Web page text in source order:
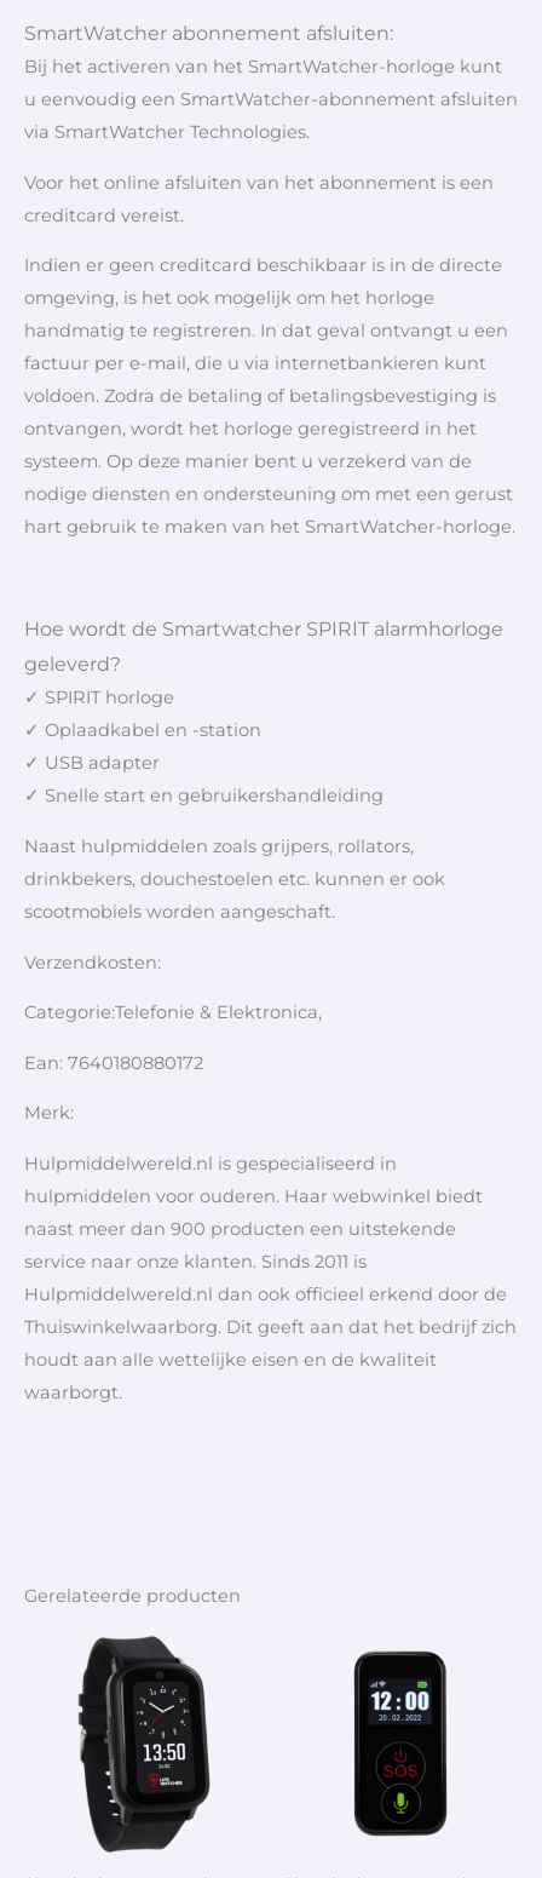
SmartWatcher abonnement afsluiten:
Bij het activeren van het SmartWatcher-horloge kunt
u eenvoudig een SmartWatcher-abonnement afsluiten
via SmartWatcher Technologies.
Voor het online afsluiten van het abonnement is een
creditcard vereist.
Indien er geen creditcard beschikbaar is in de directe
omgeving, is het ook mogelijk om het horloge
handmatig te registreren. In dat geval ontvangt u een
factuur per e-mail, die u via internetbankieren kunt
voldoen. Zodra de betaling of betalingsbevestiging is
ontvangen, wordt het horloge geregistreerd in het
systeem. Op deze manier bent u verzekerd van de
nodige diensten en ondersteuning om met een gerust
hart gebruik te maken van het SmartWatcher-horloge.
Hoe wordt de Smartwatcher SPIRIT alarmhorloge
geleverd?
✓ SPIRIT horloge
✓ Oplaadkabel en -station
✓ USB adapter
✓ Snelle start en gebruikershandleiding
Naast hulpmiddelen zoals grijpers, rollators,
drinkbekers, douchestoelen etc. kunnen er ook
scootmobiels worden aangeschaft.
Verzendkosten:
Categorie:Telefonie & Elektronica,
Ean: 7640180880172
Merk:
Hulpmiddelwereld.nl is gespecialiseerd in
hulpmiddelen voor ouderen. Haar webwinkel biedt
naast meer dan 900 producten een uitstekende
service naar onze klanten. Sinds 2011 is
Hulpmiddelwereld.nl dan ook officieel erkend door de
Thuiswinkelwaarborg. Dit geeft aan dat het bedrijf zich
houdt aan alle wettelijke eisen en de kwaliteit
waarborgt.
Gerelateerde producten